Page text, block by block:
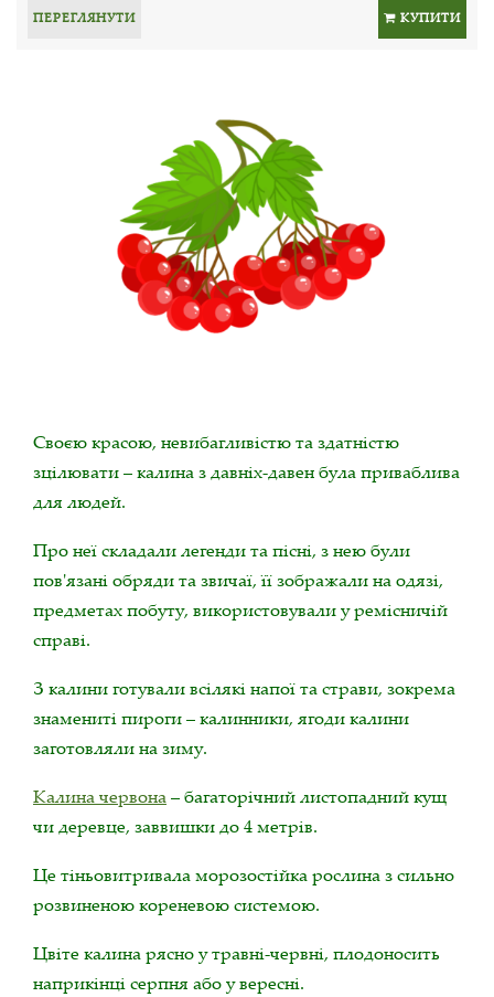
ПЕРЕГЛЯНУТИ КУПИТИ
Своєю красою, невибагливістю та здатністю
зцілювати – калина з давніх-давен була приваблива
для людей.
Про неї складали легенди та пісні, з нею були
пов'язані обряди та звичаї, її зображали на одязі,
предметах побуту, використовували у ремісничій
справі.
З калини готували всілякі напої та страви, зокрема
знамениті пироги – калинники, ягоди калини
заготовляли на зиму.
Калина червона– багаторічний листопадний кущ
чи деревце, заввишки до 4 метрів.
Це тіньовитривала морозостійка рослина з сильно
розвиненою кореневою системою.
Цвіте калина рясно у травні-червні, плодоносить
наприкінці серпня або у вересні.